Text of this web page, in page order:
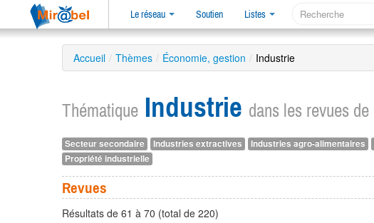
Le réseau Soutien Listes
Accueil / Thèmes / Économie, gestion / Industrie
Thématique Industrie dans les revues de
Secteur secondaire Industries extractives Industries agro-alimentaires
Propriété industrielle
Revues
Résultats de 61 à 70 (total de 220)